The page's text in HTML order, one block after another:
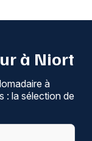
à Niort
à
: la sélection de